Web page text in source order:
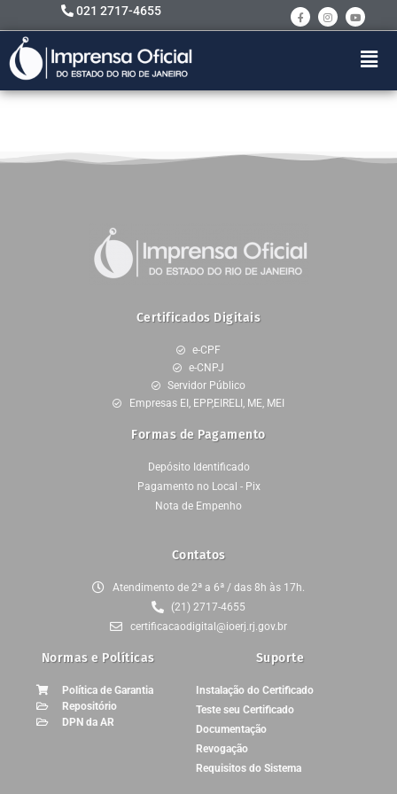
021 2717-4655
Certificados Digitais
e-CPF
e-CNPJ
Servidor Público
Empresas EI, EPP,EIRELI, ME, MEI
Formas de Pagamento
Depósito Identificado
Pagamento no Local - Pix
Nota de Empenho
Contatos
Atendimento de 2ª a 6ª / das 8h às 17h.
(21) 2717-4655
certificacaodigital@ioerj.rj.gov.br
Normas e Políticas
Política de Garantia
Repositório
DPN da AR
Suporte
Instalação do Certificado
Teste seu Certificado
Documentação
Revogação
Requisitos do Sistema